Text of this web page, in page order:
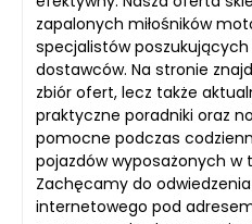
zapalonych miłośników
specjalistów
dostawców. Na stronie
zbiór ofert, lecz także
praktyczne poradniki oraz
pomocne podczas
pojazdów wyposażonych w
Zachęcamy do
internetowego pod